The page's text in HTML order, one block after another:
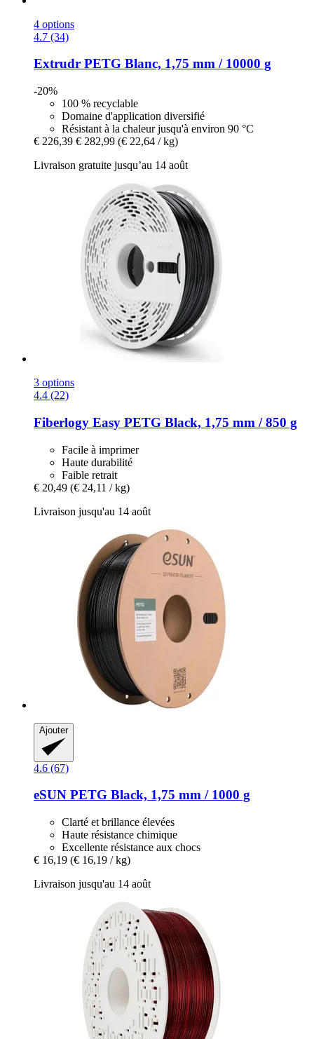
4 options
4.7 (34)
Extrudr PETG Blanc, 1,75 mm / 10000 g
-20%
100 % recyclable
Domaine d'application diversifié
Résistant à la chaleur jusqu'à environ 90 °C
€ 226,39 € 282,99 (€ 22,64 / kg)
Livraison gratuite jusqu’au 14 août
3 options
4.4 (22)
Fiberlogy Easy PETG Black, 1,75 mm / 850 g
Facile à imprimer
Haute durabilité
Faible retrait
€ 20,49 (€ 24,11 / kg)
Livraison jusqu'au 14 août
Ajouter
4.6 (67)
eSUN PETG Black, 1,75 mm / 1000 g
Clarté et brillance élevées
Haute résistance chimique
Excellente résistance aux chocs
€ 16,19 (€ 16,19 / kg)
Livraison jusqu'au 14 août